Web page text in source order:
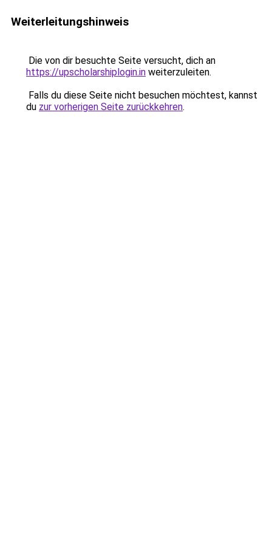
Weiterleitungshinweis
Die von dir besuchte Seite versucht, dich an
https://upscholarshiplogin.in weiterzuleiten.
Falls du diese Seite nicht besuchen möchtest, kannst
du zur vorherigen Seite zurückkehren.